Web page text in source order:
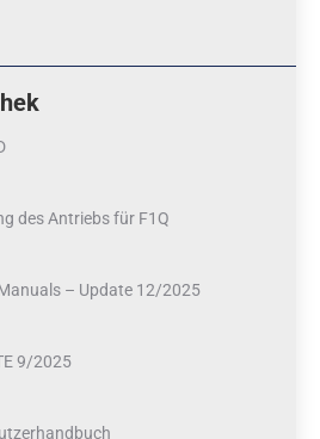
des Antriebs für F1Q
– Update 12/2025
9/2025